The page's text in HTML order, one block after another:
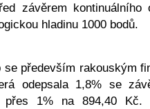
závěrem
hladinu 1000 bodů.
se především rakouským
odepsala 1,8% se
přes 1% na 894,40